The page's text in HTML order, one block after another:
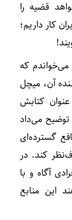
قضیه را
کار داریم؛
می‌خواندم که
آن، میچل
کتابش
می‌داد
گسترده‌ای
کند. در
آگاه و با
این منابع